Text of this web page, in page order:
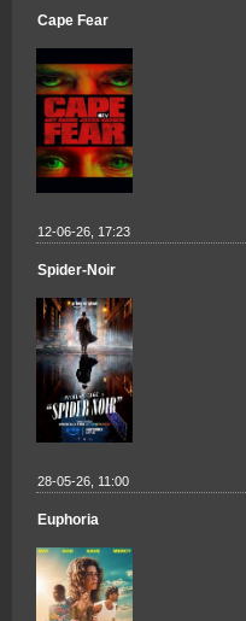
Cape Fear
12-06-26, 17:23
Spider-Noir
28-05-26, 11:00
Euphoria